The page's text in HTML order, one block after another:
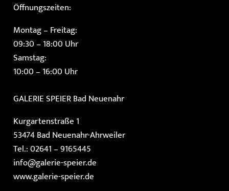
Öffnungszeiten:
Montag – Freitag:
09:30 – 18:00 Uhr
Samstag:
10:00 – 16:00 Uhr
GALERIE SPEIERBad Neuenahr
Kurgartenstraße 1
53474 Bad Neuenahr-Ahrweiler
Tel.: 02641 – 9165445
info@galerie-speier.de
www.galerie-speier.de